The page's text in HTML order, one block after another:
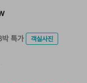
박 특가
객실사진